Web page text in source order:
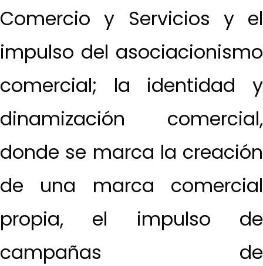
Comercio y Servicios y el
impulso del asociacionismo
comercial; la identidad y
dinamización comercial,
donde se marca la creación
de una marca comercial
propia, el impulso de
campañas de